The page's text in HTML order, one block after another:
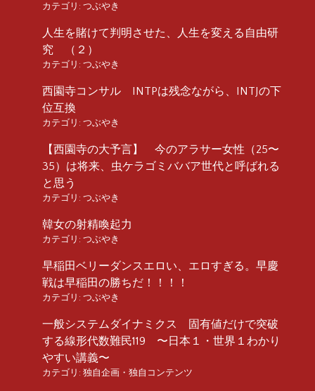
カテゴリ: つぶやき
人生を賭けて判明させた、人生を変える自由研
究 （２）
カテゴリ: つぶやき
西園寺コンサル INTPは残念ながら、INTJの下
位互換
カテゴリ: つぶやき
【西園寺の大予言】 今のアラサー女性（25〜
35）は将来、虫ケラゴミババア世代と呼ばれる
と思う
カテゴリ: つぶやき
韓女の射精喚起力
カテゴリ: つぶやき
早稲田ベリーダンスエロい、エロすぎる。早慶
戦は早稲田の勝ちだ！！！！
カテゴリ: つぶやき
一般システムダイナミクス 固有値だけで突破
する線形代数難民119 〜日本１・世界１わかり
やすい講義〜
カテゴリ: 独自企画・独自コンテンツ